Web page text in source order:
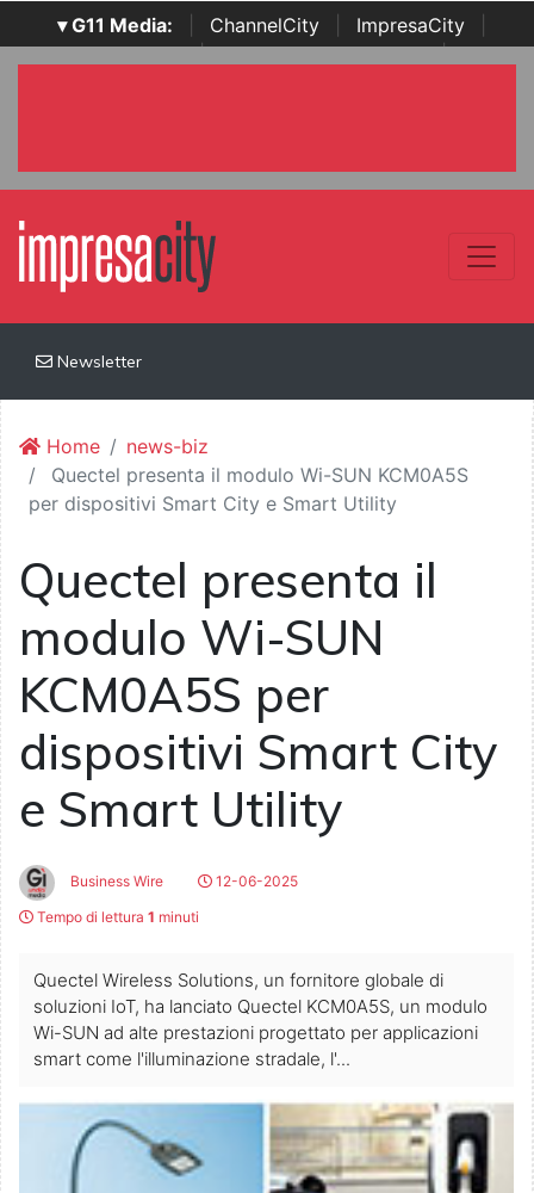
▾ G11 Media: ChannelCity ImpresaCity
SecurityOpenLab | Italian Channel Awards | Italian
Newsletter
Home
news-biz
Quectel presenta il modulo Wi-SUN KCM0A5S
per dispositivi Smart City e Smart Utility
Quectel presenta il
modulo Wi-SUN
KCM0A5S per
dispositivi Smart City
e Smart Utility
Business Wire
12-06-2025
Tempo di lettura 1 minuti
Quectel Wireless Solutions, un fornitore globale di
soluzioni IoT, ha lanciato Quectel KCM0A5S, un modulo
Wi-SUN ad alte prestazioni progettato per applicazioni
smart come l'illuminazione stradale, l'...